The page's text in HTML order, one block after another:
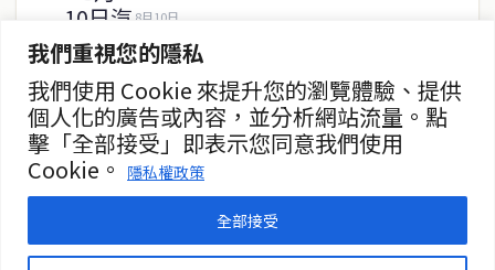
我們重視您的隱私
我們使用 Cookie 來提升您的瀏覽體驗、提供
個人化的廣告或內容，並分析網站流量。點
擊「全部接受」即表示您同意我們使用
Cookie。
隱私權政策
全部接受
8月10日
政府催83萬民眾人驗證福利卡
8月10日
女星帕帕達發文反擊網路攻擊
8月10日
聯絡資訊
歡迎來信洽詢合作事宜
或提供新聞線索
service@thaichinesenews.com